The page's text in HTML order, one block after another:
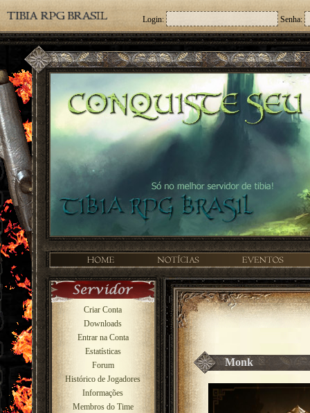
Login: Senha:
Criar Conta
Downloads
Entrar na Conta
Estatísticas
Forum
Histórico de Jogadores
Informações
Membros do Time
Monk